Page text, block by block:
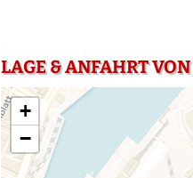
LAGE & ANFAHRT
+
−